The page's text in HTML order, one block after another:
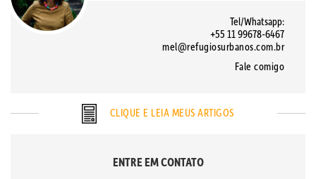
Tel/Whatsapp:
+55 11 99678-6467
mel@refugiosurbanos.com.br
Fale comigo
CLIQUE E LEIA MEUS ARTIGOS
ENTRE EM CONTATO